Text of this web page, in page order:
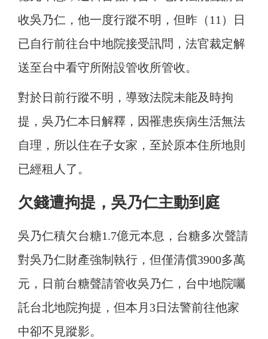
收吳乃仁，他一度行蹤不明，但昨（11）日
已自行前往台中地院接受訊問，法官裁定解
送至台中看守所附設管收所管收。
對於日前行蹤不明，導致法院未能及時拘
提，吳乃仁本日解釋，因罹患疾病生活無法
自理，所以住在子女家，至於原本住所地則
已經租人了。
欠錢遭拘提，吳乃仁主動到庭
吳乃仁積欠台糖1.7億元本息，台糖多次聲請
對吳乃仁財產強制執行，但僅清償3900多萬
元，日前台糖聲請管收吳乃仁，台中地院囑
託台北地院拘提，但本月3日法警前往他家
中卻不見蹤影。